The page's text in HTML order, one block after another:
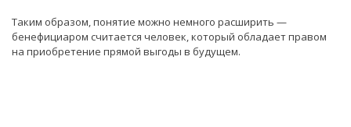
Таким образом, понятие можно немного расширить —
бенефициаром считается человек, который обладает правом
на приобретение прямой выгоды в будущем.